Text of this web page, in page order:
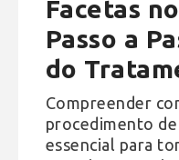
Facetas
Passo a
do
Compreender
procedimento de
essencial para